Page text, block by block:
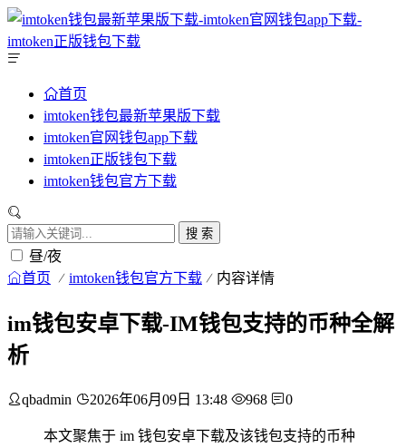
首页
imtoken钱包最新苹果版下载
imtoken官网钱包app下载
imtoken正版钱包下载
imtoken钱包官方下载
搜 索
昼/夜
首页 imtoken钱包官方下载 内容详情
im钱包安卓下载-IM钱包支持的币种全解
析
qbadmin 2026年06月09日 13:48 968 0
本文聚焦于 im 钱包安卓下载及该钱包支持的币种